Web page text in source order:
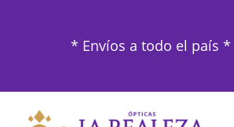
* Envíos a todo el país *